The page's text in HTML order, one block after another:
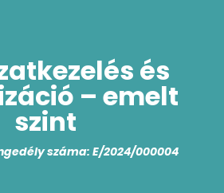
és
– emelt
szint
száma: E/2024/000004